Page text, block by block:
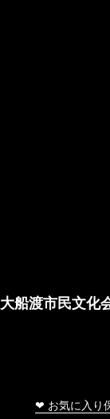
大船渡市民文化
❤ お気に入り